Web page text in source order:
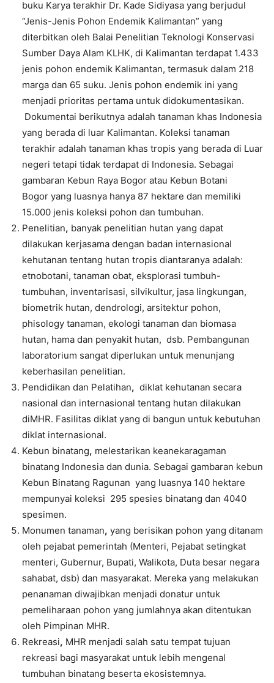
buku Karya terakhir Dr. Kade Sidiyasa yang berjudul
“Jenis-Jenis Pohon Endemik Kalimantan” yang
diterbitkan oleh Balai Penelitian Teknologi Konservasi
Sumber Daya Alam KLHK, di Kalimantan terdapat 1.433
jenis pohon endemik Kalimantan, termasuk dalam 218
marga dan 65 suku. Jenis pohon endemik ini yang
menjadi prioritas pertama untuk didokumentasikan.
Dokumentai berikutnya adalah tanaman khas Indonesia
yang berada di luar Kalimantan. Koleksi tanaman
terakhir adalah tanaman khas tropis yang berada di Luar
negeri tetapi tidak terdapat di Indonesia. Sebagai
gambaran Kebun Raya Bogor atau Kebun Botani
Bogor yang luasnya hanya 87 hektare dan memiliki
15.000 jenis koleksi pohon dan tumbuhan.
Penelitian, banyak penelitian hutan yang dapat
dilakukan kerjasama dengan badan internasional
kehutanan tentang hutan tropis diantaranya adalah:
etnobotani, tanaman obat, eksplorasi tumbuh-
tumbuhan, inventarisasi, silvikultur, jasa lingkungan,
biometrik hutan, dendrologi, arsitektur pohon,
phisology tanaman, ekologi tanaman dan biomasa
hutan, hama dan penyakit hutan, dsb. Pembangunan
laboratorium sangat diperlukan untuk menunjang
keberhasilan penelitian.
Pendidikan dan Pelatihan, diklat kehutanan secara
nasional dan internasional tentang hutan dilakukan
diMHR. Fasilitas diklat yang di bangun untuk kebutuhan
diklat internasional.
Kebun binatang, melestarikan keanekaragaman
binatang Indonesia dan dunia. Sebagai gambaran kebun
Kebun Binatang Ragunan yang luasnya 140 hektare
mempunyai koleksi 295 spesies binatang dan 4040
spesimen.
Monumen tanaman, yang berisikan pohon yang ditanam
oleh pejabat pemerintah (Menteri, Pejabat setingkat
menteri, Gubernur, Bupati, Walikota, Duta besar negara
sahabat, dsb) dan masyarakat. Mereka yang melakukan
penanaman diwajibkan menjadi donatur untuk
pemeliharaan pohon yang jumlahnya akan ditentukan
oleh Pimpinan MHR.
Rekreasi, MHR menjadi salah satu tempat tujuan
rekreasi bagi masyarakat untuk lebih mengenal
tumbuhan binatang beserta ekosistemnya.